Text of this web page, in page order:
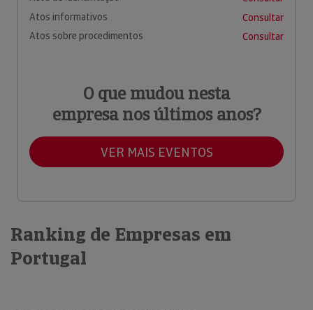
Atos informativos
Consultar
Atos sobre procedimentos
Consultar
O que mudou nesta
empresa nos últimos anos?
VER MAIS EVENTOS
Ranking de Empresas em
Portugal